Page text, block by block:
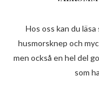
Hos oss kan du
husmorsknep och
men också en hel del
som